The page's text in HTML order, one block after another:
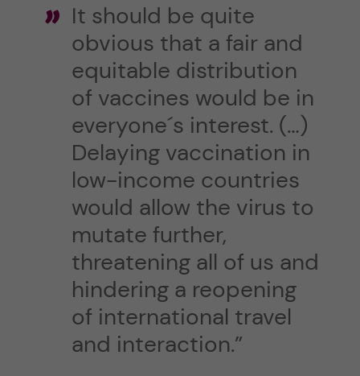
It should be quite
obvious that a fair and
equitable distribution
of vaccines would be in
everyone´s interest. (…)
Delaying vaccination in
low-income countries
would allow the virus to
mutate further,
threatening all of us and
hindering a reopening
of international travel
and interaction.”